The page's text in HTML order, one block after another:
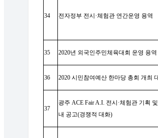
34 전자정부 전시 ·체험관 연간운영 용역
35 2020년 외국인주민체육대회 운영 용역
36 2020 시민참여예산 한마당 총회 개최
37
광주 ACE Fair A.I. 전시 ·체험관 기획
내 공고(경쟁적 대화)